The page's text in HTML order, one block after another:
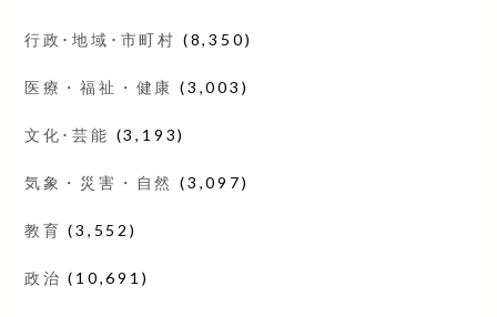
行政･地域･市町村 (8,350)
医療・福祉・健康 (3,003)
文化･芸能 (3,193)
気象・災害・自然 (3,097)
教育 (3,552)
政治 (10,691)